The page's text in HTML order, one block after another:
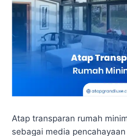
Atap transparan rumah
sebagai media